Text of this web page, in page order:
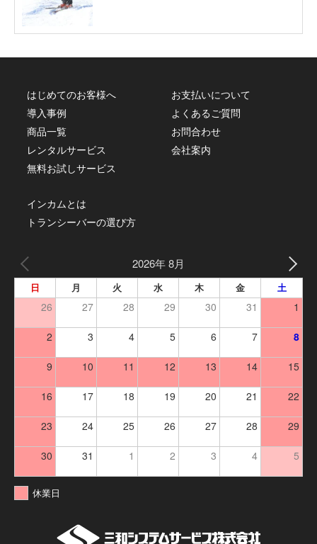
はじめてのお客様へ
導入事例
商品一覧
レンタルサービス
無料お試しサービス
お支払いについて
よくあるご質問
お問合わせ
会社案内
インカムとは
トランシーバーの選び方
2026年 8月
日 月 火 水 木 金 土
26 27 28 29 30 31 1
2 3 4 5 6 7 8
9 10 11 12 13 14 15
16 17 18 19 20 21 22
23 24 25 26 27 28 29
30 31 1 2 3 4 5
休業日